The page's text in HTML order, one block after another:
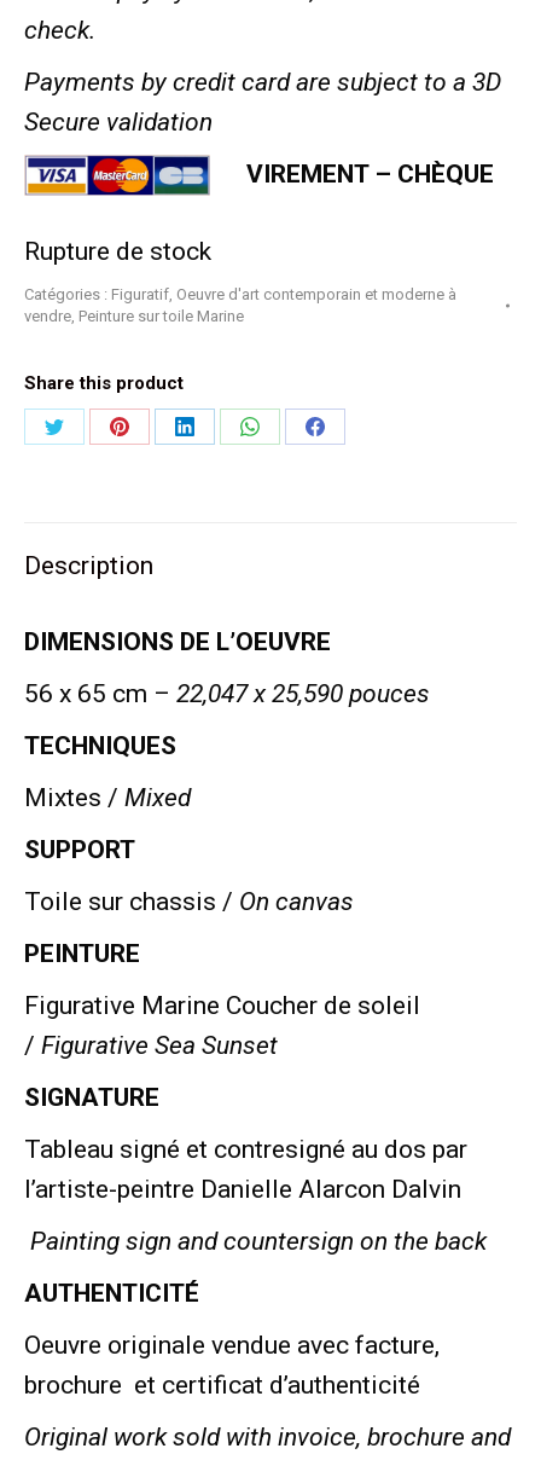
check.
Payments by credit card are subject to a 3D
Secure validation
VIREMENT – CHÈQUE
Rupture de stock
Catégories : Figuratif Oeuvre d'art contemporain et moderne à
vendre Peinture sur toile Marine
Share this product
PartagerPartagerPartagerPartagerPartager
Description
DIMENSIONS DE L’OEUVRE
56 x 65 cm – 22,047 x 25,590 pouces
TECHNIQUES
Mixtes / Mixed
SUPPORT
Toile sur chassis / On canvas
PEINTURE
Figurative Marine Coucher de soleil
/ Figurative Sea Sunset
SIGNATURE
Tableau signé et contresigné au dos par
l’artiste-peintre Danielle Alarcon Dalvin
Painting sign and countersign on the back
AUTHENTICITÉ
Oeuvre originale vendue avec facture,
brochure et certificat d’authenticité
Original work sold with invoice, brochure and